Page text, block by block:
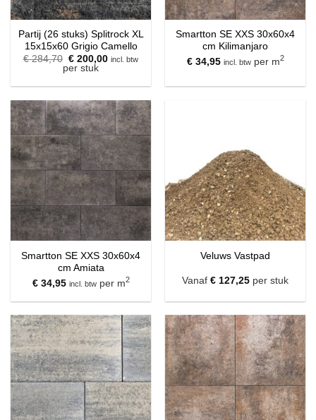
Partij (26 stuks) Splitrock XL
15x15x60 Grigio Camello
€284,70 Oorspronkelijke
prijs
€ 284,70.
€ 200,00Huidige
€ 200,00.
incl. btw
per stuk
Smartton SE XXS 30x60x4
cm Kilimanjaro
€34,95 incl. btwper m2
Smartton SE XXS 30x60x4
cm Amiata
€34,95 incl. btwper m2
Veluws Vastpad
Vanaf € 127,25 per stuk